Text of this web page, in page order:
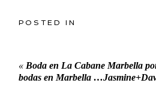
POSTED IN
« Boda en La Cabane Marbella
bodas en Marbella